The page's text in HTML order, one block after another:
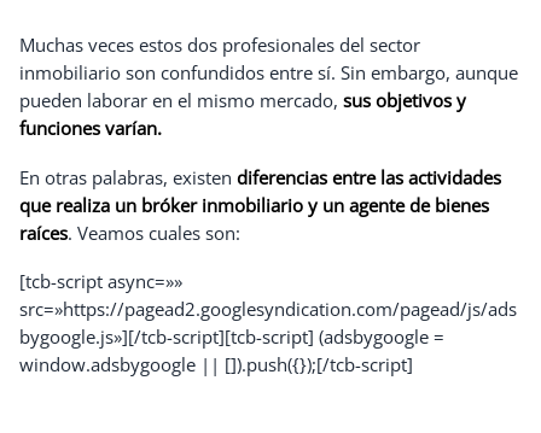
Muchas veces estos dos profesionales del sector
inmobiliario son confundidos entre sí. Sin embargo, aunque
pueden laborar en el mismo mercado, sus objetivos y
funciones varían.
En otras palabras, existen diferencias entre las actividades
que realiza un bróker inmobiliario y un agente de bienes
raíces. Veamos cuales son:
[tcb-script async=»»
src=»https://pagead2.googlesyndication.com/pagead/js/ads
bygoogle.js»][/tcb-script][tcb-script] (adsbygoogle =
window.adsbygoogle || []).push({});[/tcb-script]